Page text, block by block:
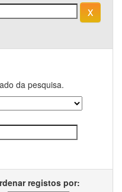
da pesquisa.
registos por: